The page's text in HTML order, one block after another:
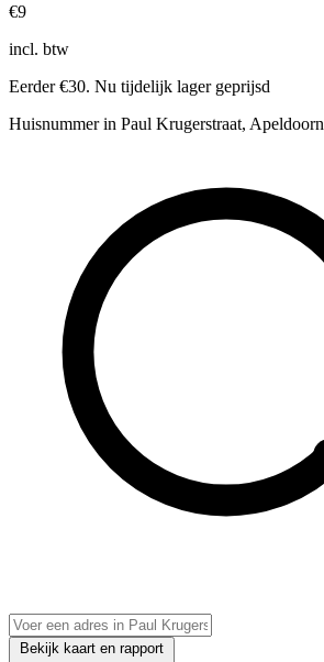
€9
incl. btw
Eerder €30. Nu tijdelijk lager geprijsd
Huisnummer in Paul Krugerstraat, Apeldoorn
Bekijk kaart en rapport